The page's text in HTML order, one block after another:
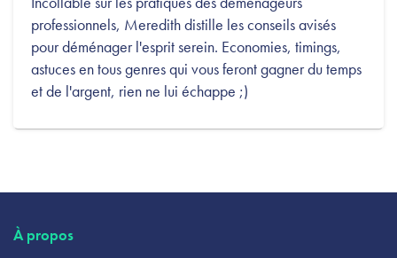
professionnels, Meredith distille les conseils avisés
pour déménager l'esprit serein. Economies, timings,
astuces en tous genres qui vous feront gagner du temps
et de l'argent, rien ne lui échappe ;)
À propos